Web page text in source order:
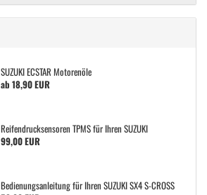
SUZUKI ECSTAR Motorenöle
ab 18,90 EUR
Reifendrucksensoren TPMS für Ihren SUZUKI
99,00 EUR
Bedienungsanleitung für Ihren SUZUKI SX4 S-CROSS